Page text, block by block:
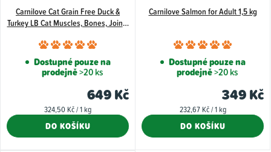
Carnilove Cat Grain Free Duck &
Turkey LB Cat Muscles, Bones, Joints
Průměrné
hodnocení
produktu
je
5,0
z
Dostupné pouze na
prodejně>20 ks
649 Kč
Měrná
324,50 Kč / 1 kg
DO KOŠÍKU
Carnilove Salmon for Adult 1,5 kg
je
5,0
z
Dostupné pouze na
prodejně>20 ks
349 Kč
Měrná
232,67 Kč / 1 kg
DO KOŠÍKU